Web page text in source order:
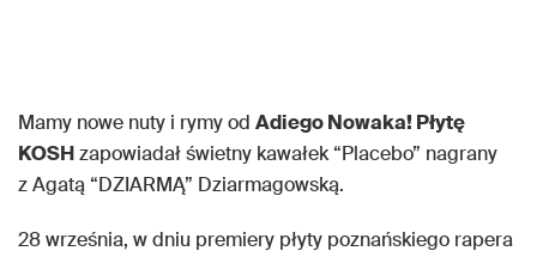
Mamy nowe nuty i rymy od Adiego Nowaka! Płytę
KOSHzapowiadał świetny kawałek “Placebo” nagrany
zAgatą “DZIARMĄ” Dziarmagowską.
28 września, w dniu premiery płyty poznańskiego rapera